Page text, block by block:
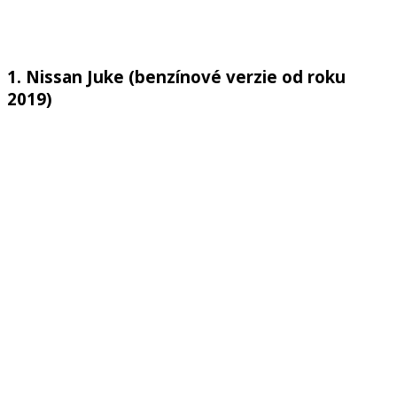
1. Nissan Juke (benzínové verzie od roku
2019)